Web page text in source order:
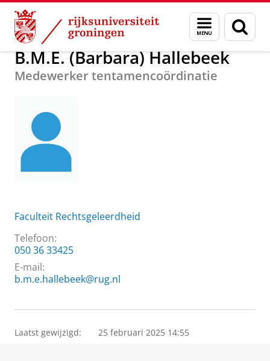
Skip
Content
Skip
Navigation
Menu
en
zoeken
Over ons B.M.E. (Barbara) Hallebeek
B.M.E. (Barbara) Hallebeek
Medewerker tentamencoördinatie
Faculteit Rechtsgeleerdheid
Telefoon:
050 36 33425
E-mail:
b.m.e.hallebeek@rug.nl
Laatst gewijzigd: 25 februari 2025 14:55